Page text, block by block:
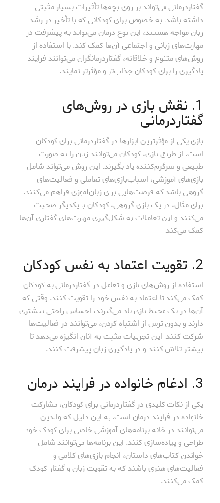
گفتاردرمانی می‌تواند بر روی بچه‌ها تأثیرات بسیار مثبتی
داشته باشد. به خصوص برای کودکانی که با تأخیر در رشد
زبان مواجه هستند، این نوع درمان می‌تواند به پیشرفت در
مهارت‌های زبانی و اجتماعی آن‌ها کمک کند. با استفاده از
روش‌های متنوع و خلاقانه، گفتاردرمانگران می‌توانند فرایند
یادگیری را برای کودکان جذاب‌تر و مؤثرتر نمایند.
1. نقش بازی در روش‌های
گفتاردرمانی
بازی یکی از مؤثرترین ابزارها در گفتاردرمانی برای کودکان
است. از طریق بازی، کودکان می‌توانند زبان را به صورت
طبیعی و سرگرم‌کننده یاد بگیرند. این روش می‌تواند شامل
بازی‌های آموزشی، اسباب‌بازی‌های تعاملی و فعالیت‌های
گروهی باشد که فرصت‌هایی برای زبان‌آموزی فراهم می‌کنند.
برای مثال، در یک بازی گروهی، کودکان با یکدیگر صحبت
می‌کنند و این تعاملات به شکل‌گیری مهارت‌های گفتاری آن‌ها
کمک می‌کند.
2. تقویت اعتماد به نفس کودکان
استفاده از روش‌های بازی و تعامل در گفتاردرمانی به کودکان
کمک می‌کند تا اعتماد به نفس خود را تقویت کنند. وقتی که
آن‌ها در یک محیط بازی یاد می‌گیرند، احساس راحتی بیشتری
دارند و بدون ترس از اشتباه کردن، می‌توانند در فعالیت‌ها
شرکت کنند. این تجربیات مثبت به آنان انگیزه می‌دهد تا
بیشتر تلاش کنند و در یادگیری زبان پیشرفت کنند.
3. ادغام خانواده در فرایند درمان
یکی از نکات کلیدی در گفتاردرمانی برای کودکان، مشارکت
خانواده در فرایند درمان است. به این دلیل که والدین
می‌توانند در خانه برنامه‌های آموزشی خاصی برای کودک خود
طراحی و پیاده‌سازی کنند. این برنامه‌ها می‌توانند شامل
خواندن کتاب‌های داستان، انجام بازی‌های کلامی و
فعالیت‌های هنری باشند که به تقویت زبان و گفتار کودک
کمک می‌کنند.